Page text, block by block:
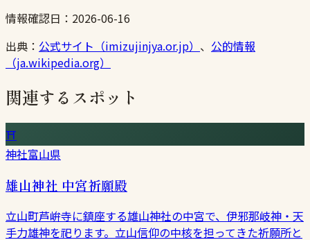
情報確認日： 2026-06-16
出典： 公式サイト（imizujinjya.or.jp） 、 公的情報
（ja.wikipedia.org）
関連するスポット
⛩
神社富山県
雄山神社 中宮祈願殿
立山町芦峅寺に鎮座する雄山神社の中宮で、伊邪那岐神・天
手力雄神を祀ります。立山信仰の中核を担ってきた祈願所と